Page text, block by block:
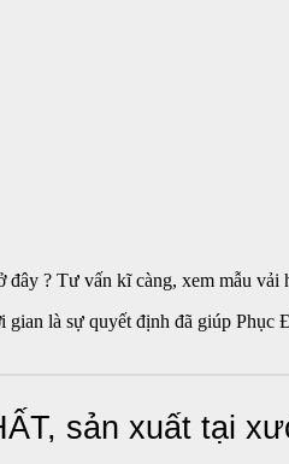
? Tư vấn kĩ càng, xem mẫu
là sự quyết định đã giúp
sản xuất tại